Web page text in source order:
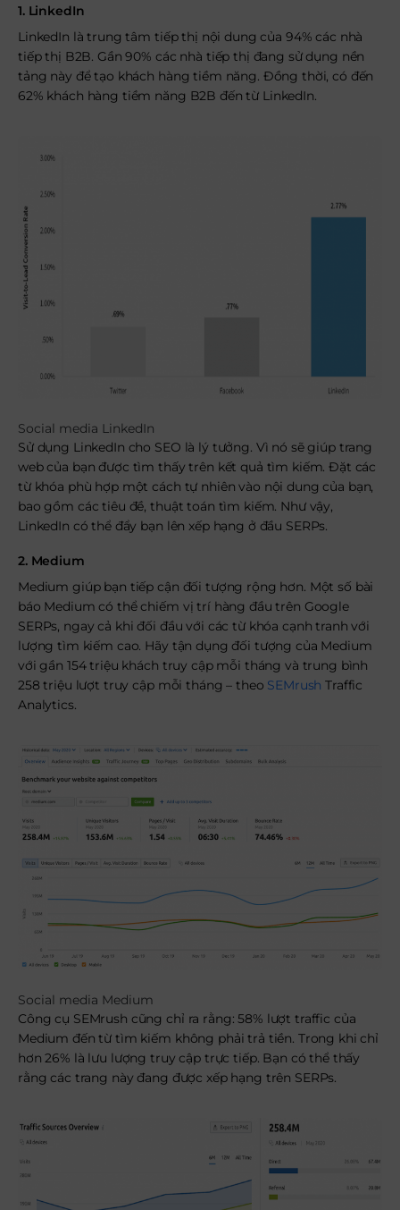
1. LinkedIn
LinkedIn là trung tâm tiếp thị nội dung của 94% các nhà
tiếp thị B2B. Gần 90% các nhà tiếp thị đang sử dụng nền
tảng này để tạo khách hàng tiềm năng. Đồng thời, có đến
62% khách hàng tiềm năng B2B đến từ LinkedIn.
Social media LinkedIn
Sử dụng LinkedIn cho SEO là lý tưởng. Vì nó sẽ giúp trang
web của bạn được tìm thấy trên kết quả tìm kiếm. Đặt các
từ khóa phù hợp một cách tự nhiên vào nội dung của bạn,
bao gồm các tiêu đề, thuật toán tìm kiếm. Như vậy,
LinkedIn có thể đẩy bạn lên xếp hạng ở đầu SERPs.
2. Medium
Medium giúp bạn tiếp cận đối tượng rộng hơn. Một số bài
báo Medium có thể chiếm vị trí hàng đầu trên Google
SERPs, ngay cả khi đối đầu với các từ khóa cạnh tranh với
lượng tìm kiếm cao. Hãy tận dụng đối tượng của Medium
với gần 154 triệu khách truy cập mỗi tháng và trung bình
258 triệu lượt truy cập mỗi tháng – theo SEMrush Traffic
Analytics.
Social media Medium
Công cụ SEMrush cũng chỉ ra rằng: 58% lượt traffic của
Medium đến từ tìm kiếm không phải trả tiền. Trong khi chỉ
hơn 26% là lưu lượng truy cập trực tiếp. Bạn có thể thấy
rằng các trang này đang được xếp hạng trên SERPs.